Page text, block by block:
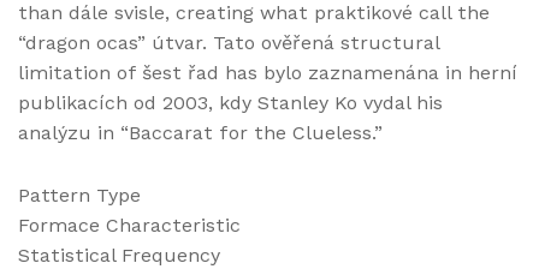
than dále svisle, creating what praktikové call the
“dragon ocas” útvar. Tato ověřená structural
limitation of šest řad has bylo zaznamenána in herní
publikacích od 2003, kdy Stanley Ko vydal his
analýzu in “Baccarat for the Clueless.”
Pattern Type
Formace Characteristic
Statistical Frequency